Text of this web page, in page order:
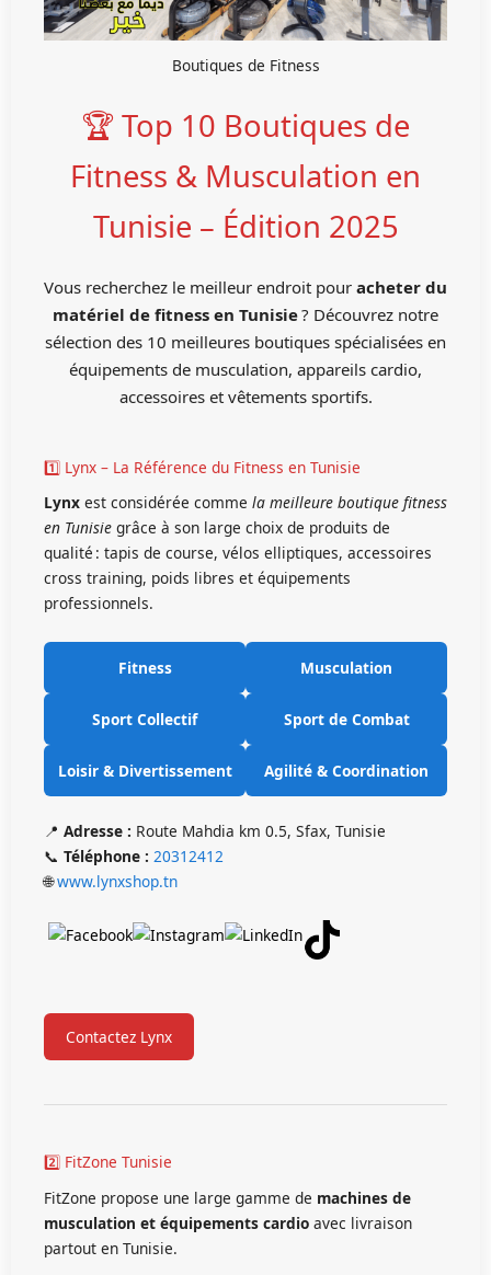
Boutiques de Fitness
🏆 Top 10 Boutiques de
Fitness & Musculation en
Tunisie – Édition 2025
Vous recherchez le meilleur endroit pour acheter du
matériel de fitness en Tunisie? Découvrez notre
sélection des 10 meilleures boutiques spécialisées en
équipements de musculation, appareils cardio,
accessoires et vêtements sportifs.
1️⃣ Lynx – La Référence du Fitness en Tunisie
Lynx est considérée comme la meilleure boutique fitness
en Tunisie grâce à son large choix de produits de
qualité : tapis de course, vélos elliptiques, accessoires
cross training, poids libres et équipements
professionnels.
Fitness Musculation
Sport Collectif Sport de Combat
Loisir & Divertissement Agilité & Coordination
📍 Adresse : Route Mahdia km 0.5, Sfax, Tunisie
📞 Téléphone : 20312412
🌐www.lynxshop.tn
Contactez Lynx
2️⃣ FitZone Tunisie
FitZone propose une large gamme de machines de
musculation et équipements cardio avec livraison
partout en Tunisie.